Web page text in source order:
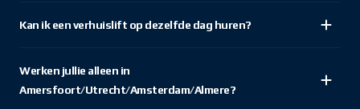
Kan ik een verhuislift op dezelfde dag huren?
Werken jullie alleen in
Amersfoort/Utrecht/Amsterdam/Almere?